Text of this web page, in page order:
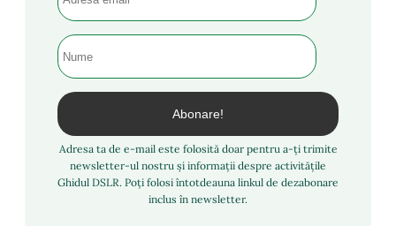
Adresa ta de e-mail este folosită doar pentru a-ți trimite
newsletter-ul nostru și informații despre activitățile
Ghidul DSLR. Poți folosi întotdeauna linkul de dezabonare
inclus în newsletter.